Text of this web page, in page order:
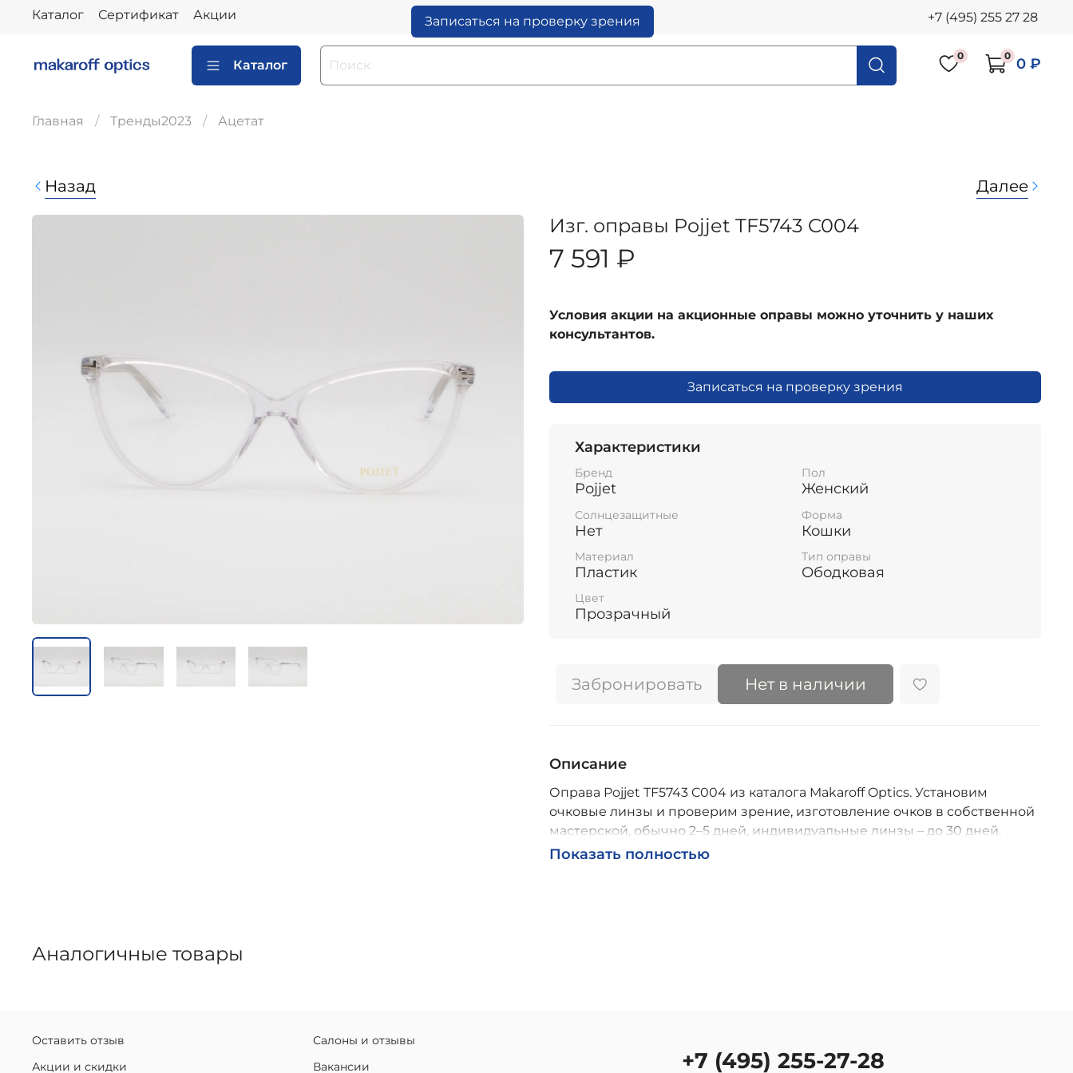
Каталог Сертификат Акции Записаться на проверку зрения +7 (495) 255 27 28
Каталог
0 0 0 ₽
Главная Тренды2023 Ацетат
Назад Далее
Изг. оправы Pojjet TF5743 C004
7 591 ₽
Условия акции на акционные оправы можно уточнить у наших
консультантов.
Записаться на проверку зрения
Характеристики
Бренд
Pojjet
Пол
Женский
Солнцезащитные
Нет
Форма
Кошки
Материал
Пластик
Тип оправы
Ободковая
Цвет
Прозрачный
Забронировать Нет в наличии
Описание
Оправа Pojjet TF5743 C004 из каталога Makaroff Optics. Установим
очковые линзы и проверим зрение, изготовление очков в собственной
мастерской, обычно 2–5 дней, индивидуальные линзы – до 30 дней.
Возможна доставка по России.
Показать полностью
Аналогичные товары
Оставить отзыв
Акции и скидки
Салоны и отзывы
Вакансии
+7 (495) 255-27-28